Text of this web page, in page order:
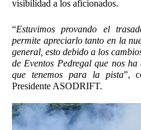
visibilidad a los aficionados.
“Estuvimos provando el
permite apreciarlo tanto en la
general, esto debido a los
de Eventos Pedregal que nos
que tenemos para la pista”,
Presidente ASODRIFT.